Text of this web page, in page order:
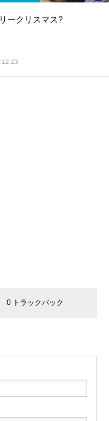
ークリスマス?
0 トラックバック